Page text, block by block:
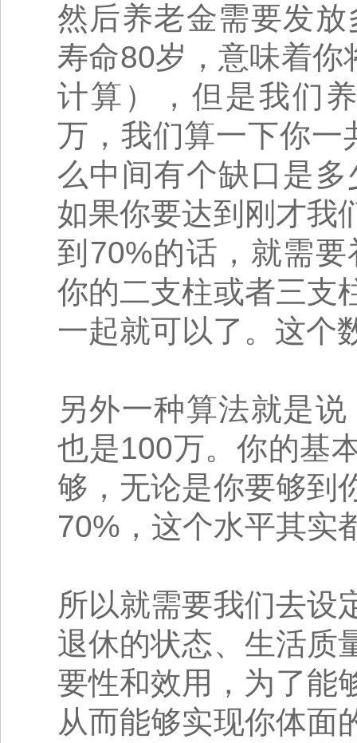
然后养老金需要发
寿命80岁，意味着你
计算），但是我们
万，我们算一下你一
么中间有个缺口是
如果你要达到刚才我
到70%的话，就需
你的二支柱或者三支
一起就可以了。这个
另外一种算法就是
也是100万。你的基
够，无论是你要够到
70%，这个水平其实
所以就需要我们去设
退休的状态、生活质
要性和效用，为了能
从而能够实现你体面